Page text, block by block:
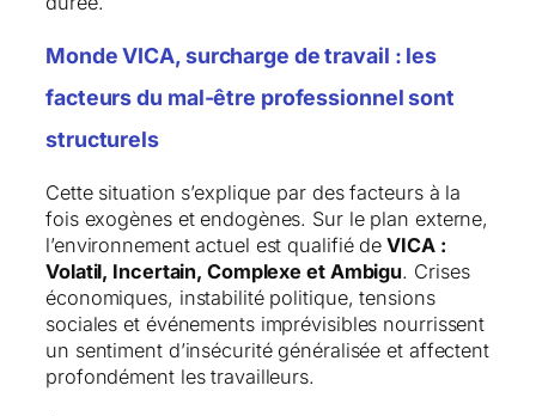
Monde VICA, surcharge de travail : les
facteurs du mal-être professionnel sont
structurels
Cette situation s’explique par des facteurs à la
fois exogènes et endogènes. Sur le plan externe,
l’environnement actuel est qualifié de VICA :
Volatil, Incertain, Complexe et Ambigu. Crises
économiques, instabilité politique, tensions
sociales et événements imprévisibles nourrissent
un sentiment d’insécurité généralisée et affectent
profondément les travailleurs.